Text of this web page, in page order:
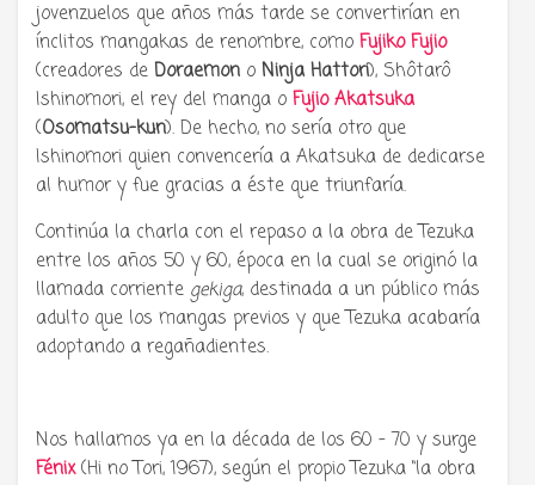
jovenzuelos que años más tarde se convertirían en
ínclitos mangakas de renombre, como Fujiko Fujio
(creadores de Doraemon o Ninja Hattori), Shôtarô
Ishinomori, el rey del manga o Fujio Akatsuka
(Osomatsu-kun). De hecho, no sería otro que
Ishinomori quien convencería a Akatsuka de dedicarse
al humor y fue gracias a éste que triunfaría.
Continúa la charla con el repaso a la obra de Tezuka
entre los años 50 y 60, época en la cual se originó la
llamada corriente gekiga, destinada a un público más
adulto que los mangas previos y que Tezuka acabaría
adoptando a regañadientes.
Nos hallamos ya en la década de los 60 – 70 y surge
Fénix(Hi no Tori, 1967), según el propio Tezuka “la obra